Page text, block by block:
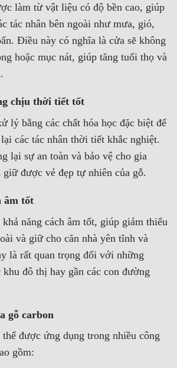
làm từ vật liệu có độ bền cao, giúp
tác nhân bên ngoài như mưa, gió,
Điều này có nghĩa là cửa sẽ không
hoặc mục nát, giúp tăng tuổi thọ và
chịu thời tiết tốt
lý bằng các chất hóa học đặc biệt để
các tác nhân thời tiết khắc nghiệt.
lại sự an toàn và bảo vệ cho gia
được vẻ đẹp tự nhiên của gỗ.
âm tốt
năng cách âm tốt, giúp giảm thiểu
và giữ cho căn nhà yên tĩnh và
là rất quan trọng đối với những
đô thị hay gần các con đường
gỗ carbon
được ứng dụng trong nhiều công
gồm: